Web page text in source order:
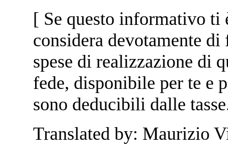
[ Se questo informativo
considera devotamente
spese di realizzazione di
fede, disponibile per te e
sono deducibili dalle
Translated by: Maurizio